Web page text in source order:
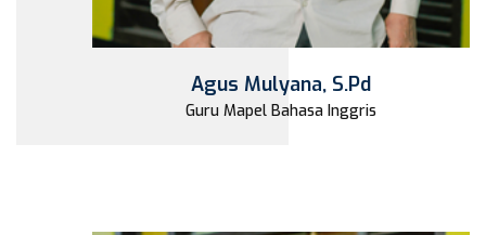
Agus Mulyana, S.Pd
Guru Mapel Bahasa Inggris